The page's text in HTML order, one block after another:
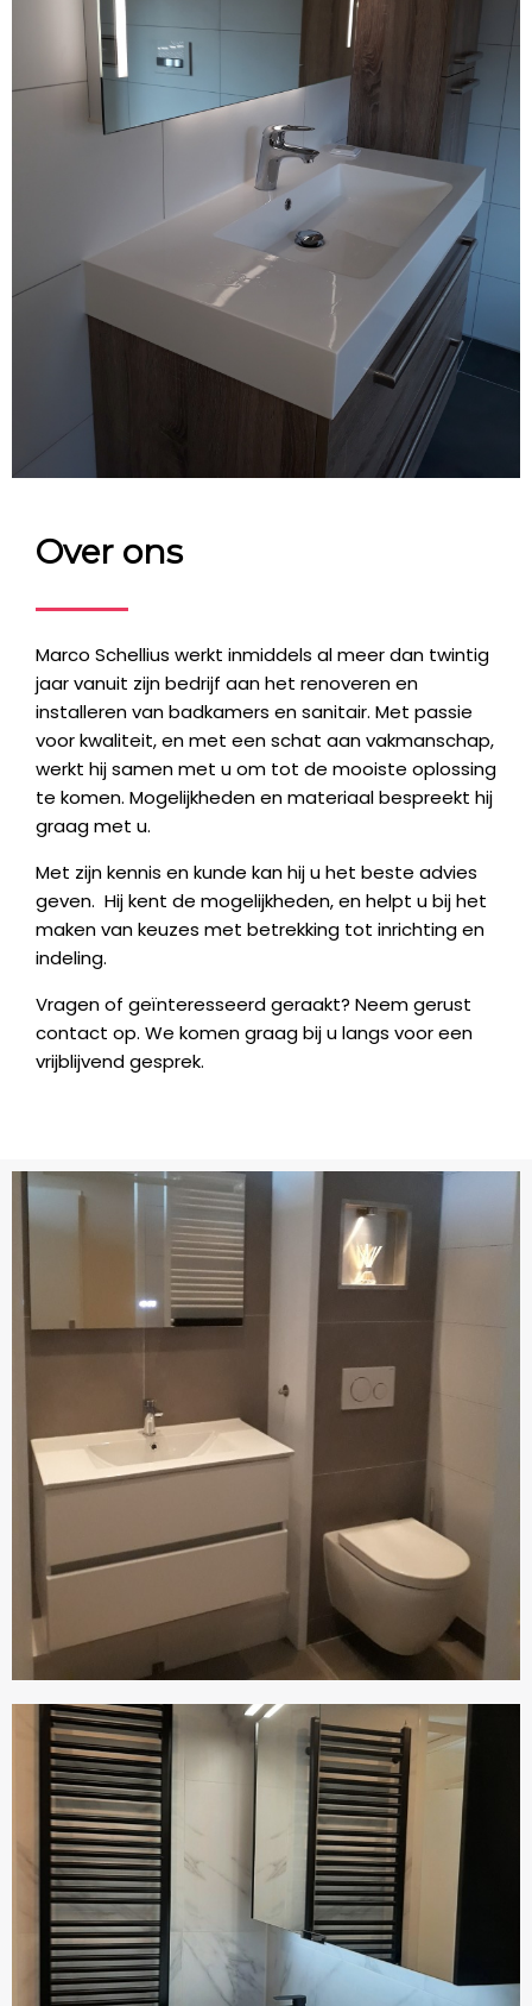
Over ons
Marco Schellius werkt inmiddels al meer dan twintig
jaar vanuit zijn bedrijf aan het renoveren en
installeren van badkamers en sanitair. Met passie
voor kwaliteit, en met een schat aan vakmanschap,
werkt hij samen met u om tot de mooiste oplossing
te komen. Mogelijkheden en materiaal bespreekt hij
graag met u.
Met zijn kennis en kunde kan hij u het beste advies
geven. Hij kent de mogelijkheden, en helpt u bij het
maken van keuzes met betrekking tot inrichting en
indeling.
Vragen of geïnteresseerd geraakt? Neem gerust
contact op. We komen graag bij u langs voor een
vrijblijvend gesprek.